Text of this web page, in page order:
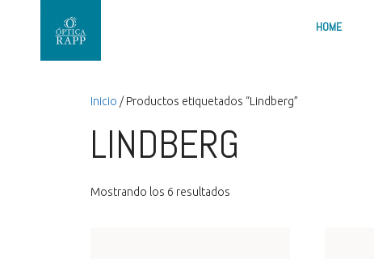
HOME
Inicio / Productos etiquetados “Lindberg”
LINDBERG
Mostrando los 6 resultados